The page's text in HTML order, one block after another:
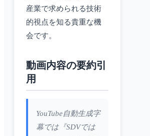
産業で求められる技術
的視点を知る貴重な機
会です。
動画内容の要約引
用
YouTube自動生成字
幕では『SDVでは